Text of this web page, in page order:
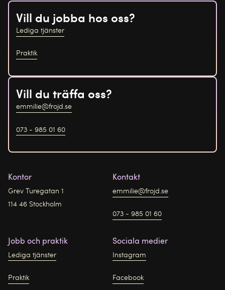
Vill du jobba hos oss?
Lediga tjänster
Praktik
Vill du träffa oss?
emmilie@frojd.se
073 - 985 01 60
Kontor
Grev Turegatan 1
114 46 Stockholm
Kontakt
emmilie@frojd.se
073 - 985 01 60
Jobb och praktik
Lediga tjänster
Praktik
Sociala medier
Instagram
Facebook